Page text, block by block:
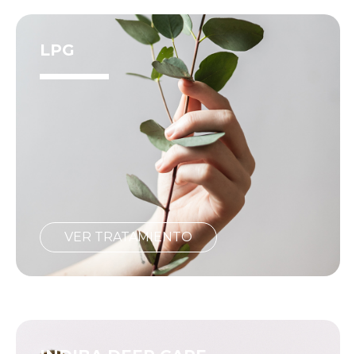
LPG
VER TRATAMIENTO